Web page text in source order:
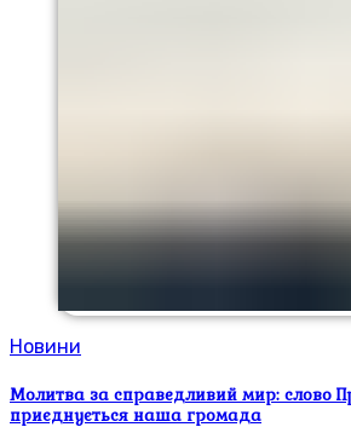
Новини
Молитва за справедливий мир: слово
приєднується наша громада